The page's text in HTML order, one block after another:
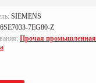
SIEMENS
6SE7033-7EG80-Z
Прочая промышленная